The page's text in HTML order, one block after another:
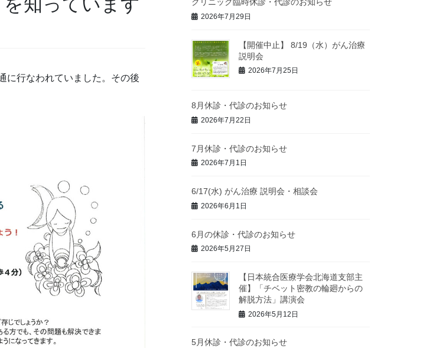
に行なわれていました。その後
2026年7月29日
【開催中止】 8/19（水）がん治療
説明会
2026年7月25日
8月休診・代診のお知らせ
2026年7月22日
7月休診・代診のお知らせ
2026年7月1日
6/17(水) がん治療 説明会・相談会
2026年6月1日
6月の休診・代診のお知らせ
2026年5月27日
【日本統合医療学会北海道支部主
催】「チベット密教の輪廻からの
解脱方法」講演会
2026年5月12日
5月休診・代診のお知らせ